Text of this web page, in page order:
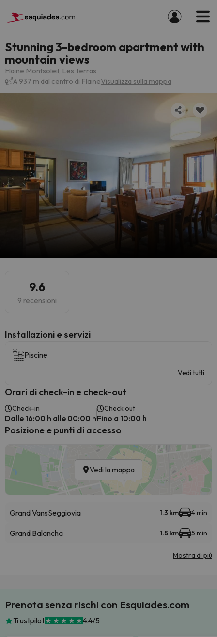
Stunning 3-bedroom apartment with
mountain views
Flaine Montsoleil, Les Terras
A 937 m dal centro di FlaineVisualizza sulla mappa
9.6
9 recensioni
Installazioni e servizi
Piscine
Vedi tutti
Orari di check-in e check-out
Check-in
Dalle 16:00 h alle 00:00 h
Check out
Fino a 10:00 h
Posizione e punti di accesso
Vedi la mappa
Grand VansSeggiovia 1.3 km 4 min
Grand Balancha 1.5 km 5 min
Mostra di più
Prenota senza rischi con Esquiades.com
Trustpilot 4.4/5